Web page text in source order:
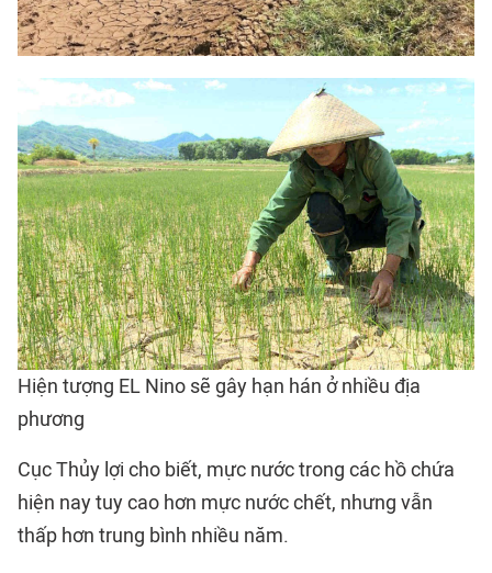
Hiện tượng EL Nino sẽ gây hạn hán ở nhiều địa
phương
Cục Thủy lợi cho biết, mực nước trong các hồ chứa
hiện nay tuy cao hơn mực nước chết, nhưng vẫn
thấp hơn trung bình nhiều năm.